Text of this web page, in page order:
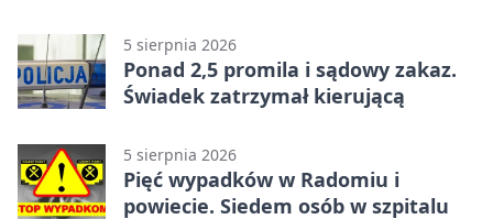
5 sierpnia 2026
Ponad 2,5 promila i sądowy zakaz.
Świadek zatrzymał kierującą
5 sierpnia 2026
Pięć wypadków w Radomiu i
powiecie. Siedem osób w szpitalu